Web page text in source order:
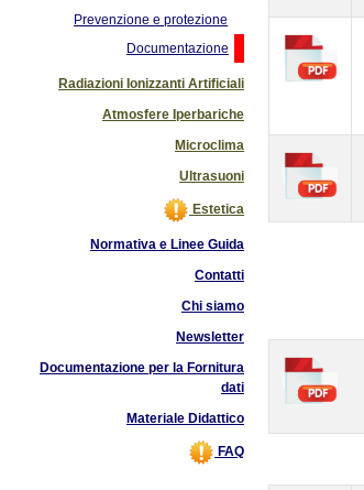
Prevenzione e protezione
Documentazione
Radiazioni Ionizzanti Artificiali
Atmosfere Iperbariche
Microclima
Ultrasuoni
Estetica
Normativa e Linee Guida
Contatti
Chi siamo
Newsletter
Documentazione per la Fornitura
dati
Materiale Didattico
FAQ